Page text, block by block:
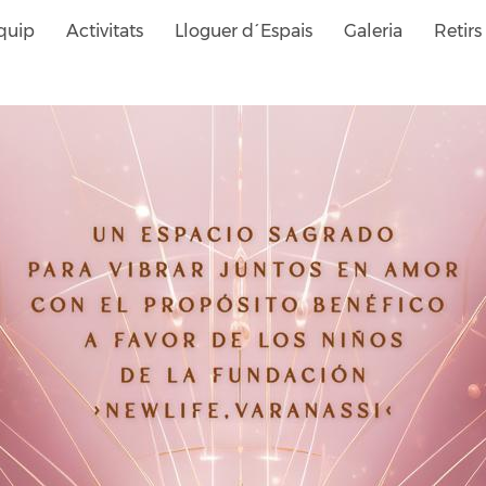
Activitats Lloguer d´Espais Galeria Retirs